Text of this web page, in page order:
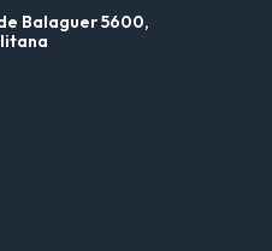
Balaguer 5600,